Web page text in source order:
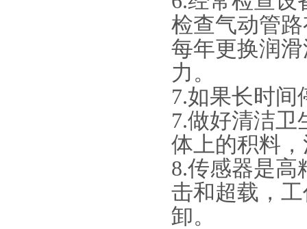
检查气动管
每年更换润
力。
7.如果长时
7.做好清洁
体上的积料
8.传感器是高
击和超载，
卸。